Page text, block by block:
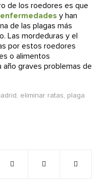
de los roedores es que
y han
de las plagas más
Las mordeduras y el
por estos roedores
o alimentos
año graves problemas de
, eliminar ratas, plaga